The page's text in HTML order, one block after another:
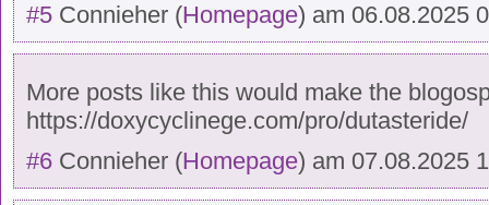
#5 Connieher (Homepage) am 06.08.2025
More posts like this would make the
https://doxycyclinege.com/pro/dutasteride/
#6 Connieher (Homepage) am 07.08.2025